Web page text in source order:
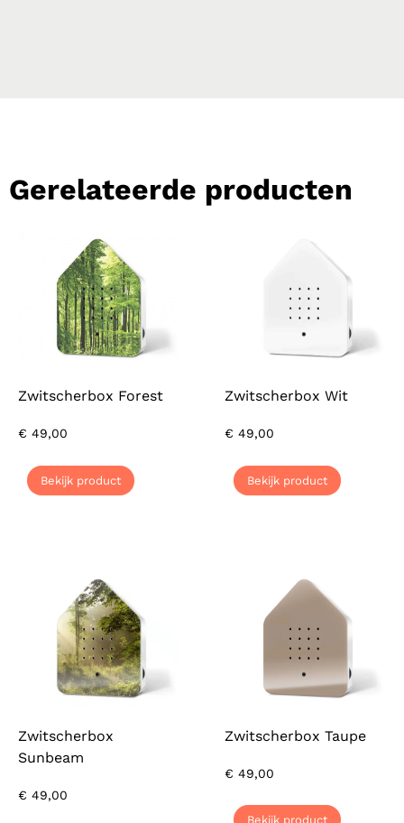
Gerelateerde producten
Zwitscherbox Forest
€ 49,00
Bekijk product
Zwitscherbox Wit
€ 49,00
Bekijk product
Zwitscherbox
Sunbeam
€ 49,00
Zwitscherbox Taupe
€ 49,00
Bekijk product